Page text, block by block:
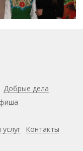
Добрые дела
Контакты